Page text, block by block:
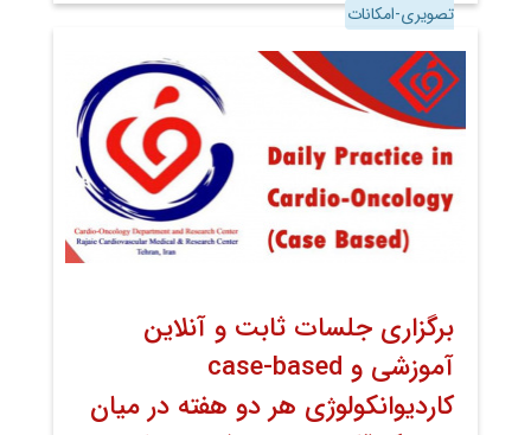
تصویری-امکانات
برگزاری جلسات ثابت و آنلاین
آموزشى و case-based
کاردیوانکولوژى هر دو هفته در میان